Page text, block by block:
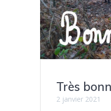
Très
2 janvier 2021